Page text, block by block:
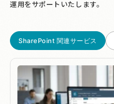
運用をサポートいたします。
SharePoint 関連サービス